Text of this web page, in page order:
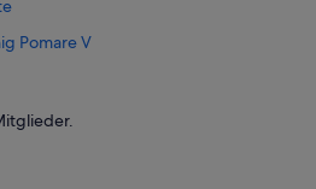
Pomare V